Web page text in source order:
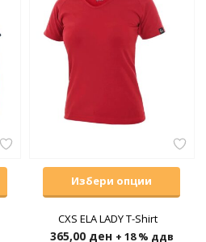
Избери опции
CXS ELA LADY T-Shirt
365,00 ден + 18 % ддв